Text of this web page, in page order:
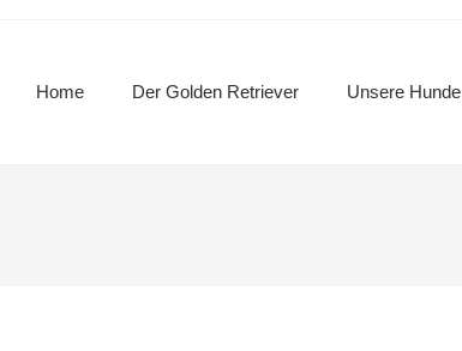
Home Der Golden Retriever Unsere Hunde